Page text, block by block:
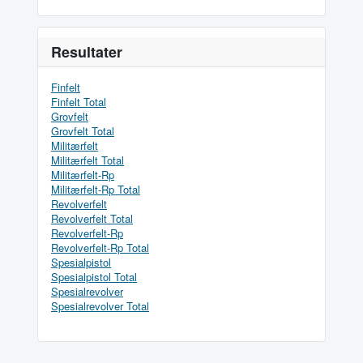
Resultater
Finfelt
Finfelt Total
Grovfelt
Grovfelt Total
Militærfelt
Militærfelt Total
Militærfelt-Rp
Militærfelt-Rp Total
Revolverfelt
Revolverfelt Total
Revolverfelt-Rp
Revolverfelt-Rp Total
Spesialpistol
Spesialpistol Total
Spesialrevolver
Spesialrevolver Total